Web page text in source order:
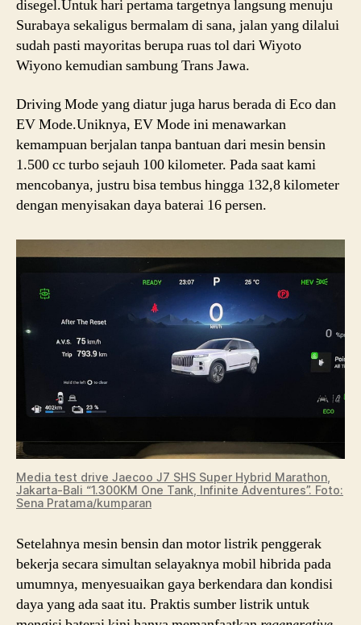
disegel.Untuk hari pertama targetnya langsung menuju
Surabaya sekaligus bermalam di sana, jalan yang dilalui
sudah pasti mayoritas berupa ruas tol dari Wiyoto
Wiyono kemudian sambung Trans Jawa.
Driving Mode yang diatur juga harus berada di Eco dan
EV Mode.Uniknya, EV Mode ini menawarkan
kemampuan berjalan tanpa bantuan dari mesin bensin
1.500 cc turbo sejauh 100 kilometer. Pada saat kami
mencobanya, justru bisa tembus hingga 132,8 kilometer
dengan menyisakan daya baterai 16 persen.
Media test drive Jaecoo J7 SHS Super Hybrid Marathon,
Jakarta-Bali “1.300KM One Tank, Infinite Adventures”. Foto:
Sena Pratama/kumparan
Setelahnya mesin bensin dan motor listrik penggerak
bekerja secara simultan selayaknya mobil hibrida pada
umumnya, menyesuaikan gaya berkendara dan kondisi
daya yang ada saat itu. Praktis sumber listrik untuk